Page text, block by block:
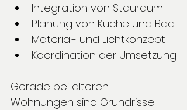
Integration von Stauraum
Planung von Küche und Bad
Material- und Lichtkonzept
Koordination der Umsetzung
Gerade bei älteren
Wohnungen sind Grundrisse